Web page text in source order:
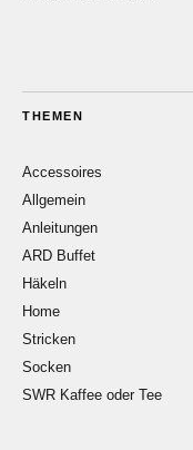
THEMEN
Accessoires
Allgemein
Anleitungen
ARD Buffet
Häkeln
Home
Stricken
Socken
SWR Kaffee oder Tee